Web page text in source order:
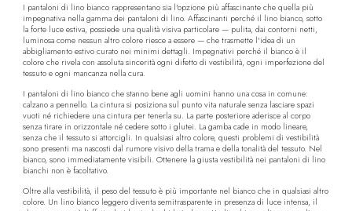
I pantaloni di lino bianco rappresentano sia l'opzione più affascinante che quella più
impegnativa nella gamma dei pantaloni di lino. Affascinanti perché il lino bianco, sotto
la forte luce estiva, possiede una qualità visiva particolare — pulita, dai contorni netti,
luminosa come nessun altro colore riesce a essere — che trasmette l'idea di un
abbigliamento estivo curato nei minimi dettagli. Impegnativi perché il bianco è il
colore che rivela con assoluta sincerità ogni difetto di vestibilità, ogni imperfezione del
tessuto e ogni mancanza nella cura.
I pantaloni di lino bianco che stanno bene agli uomini hanno una cosa in comune:
calzano a pennello. La cintura si posiziona sul punto vita naturale senza lasciare spazi
vuoti né richiedere una cintura per tenerla su. La parte posteriore aderisce al corpo
senza tirare in orizzontale né cedere sotto i glutei. La gamba cade in modo lineare,
senza che il tessuto si attorcigli. In qualsiasi altro colore, questi problemi di vestibilità
sono presenti ma nascosti dal rumore visivo della trama e della tonalità del tessuto. Nel
bianco, sono immediatamente visibili. Ottenere la giusta vestibilità nei pantaloni di lino
bianchi non è facoltativo.
Oltre alla vestibilità, il peso del tessuto è più importante nel bianco che in qualsiasi altro
colore. Un lino bianco leggero diventa semitrasparente in presenza di luce intensa, il